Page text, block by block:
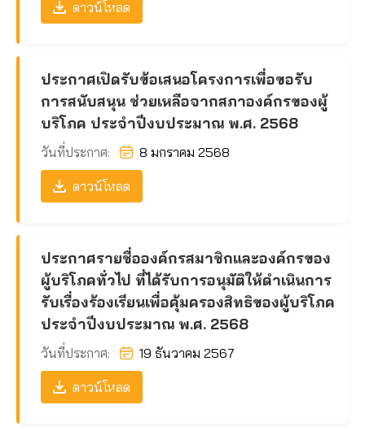
ดาวน์โหลด
ประกาศเปิดรับข้อเสนอโครงการเพื่อขอรับ
การสนับสนุน ช่วยเหลือจากสภาองค์กรของผู้
บริโภค ประจำปีงบประมาณ พ.ศ. 2568
วันที่ประกาศ: 8 มกราคม 2568
ดาวน์โหลด
ประกาศรายชื่อองค์กรสมาชิกและองค์กรของ
ผู้บริโภคทั่วไป ที่ได้รับการอนุมัติให้ดำเนินการ
รับเรื่องร้องเรียนเพื่อคุ้มครองสิทธิของผู้บริโภค
ประจำปีงบประมาณ พ.ศ. 2568
วันที่ประกาศ: 19 ธันวาคม 2567
ดาวน์โหลด